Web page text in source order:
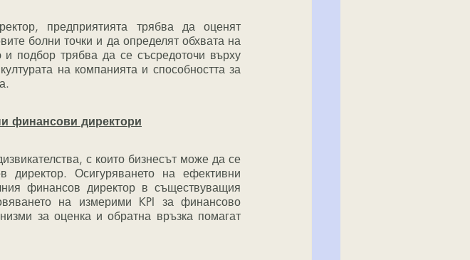
болни точки и да определят обхвата на
подбор трябва да се съсредоточи върху
на компанията и способността за
финансови директори
директор. Осигуряването на ефективни
финансов директор в съществуващия
на измерими KPI за финансово
за оценка и обратна връзка помагат